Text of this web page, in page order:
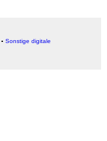
▪ Sonstige digitale